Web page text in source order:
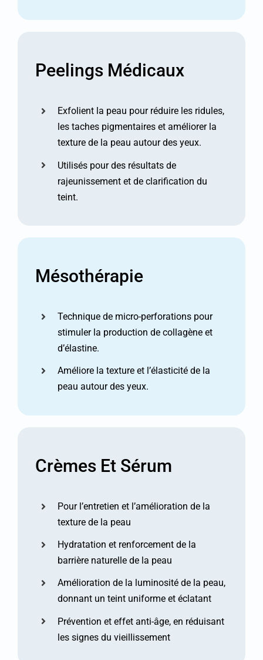
Peelings Médicaux
Exfolient la peau pour réduire les ridules,
les taches pigmentaires et améliorer la
texture de la peau autour des yeux.
Utilisés pour des résultats de
rajeunissement et de clarification du
teint.
Mésothérapie
Technique de micro-perforations pour
stimuler la production de collagène et
d’élastine.
Améliore la texture et l’élasticité de la
peau autour des yeux.
Crèmes Et Sérum
Pour l’entretien et l’amélioration de la
texture de la peau
Hydratation et renforcement de la
barrière naturelle de la peau
Amélioration de la luminosité de la peau,
donnant un teint uniforme et éclatant
Prévention et effet anti-âge, en réduisant
les signes du vieillissement